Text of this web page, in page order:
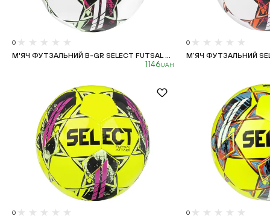
0
М'ЯЧ ФУТЗАЛЬНИЙ B-GR SELECT FUTSAL ...
1146UAH
0
М’ЯЧ ФУТЗАЛЬНИЙ
0 0